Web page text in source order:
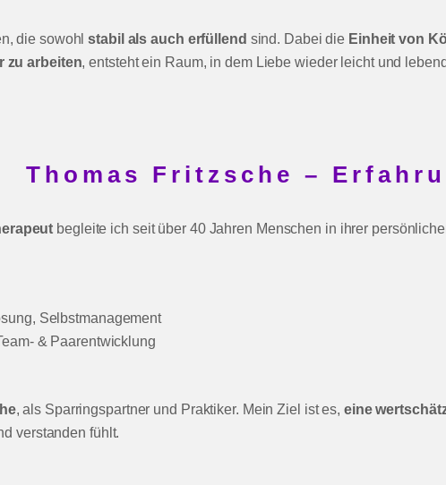
die sowohlstabil als auch erfüllend sind. Dabei die Einheit von
zu arbeiten, entsteht ein Raum, in dem Liebe wieder leicht und
Thomas Fritzsche –
begleite ich seit über 40 Jahren Menschen in ihrer
Selbstmanagement
& Paarentwicklung
, als Sparringspartner und Praktiker. Mein Ziel ist es, eine
verstanden fühlt.